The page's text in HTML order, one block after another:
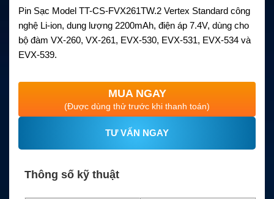
Pin Sạc Model TT-CS-FVX261TW.2 Vertex Standard công
nghệ Li-ion, dung lượng 2200mAh, điện áp 7.4V, dùng cho
bộ đàm VX-260, VX-261, EVX-530, EVX-531, EVX-534 và
EVX-539.
MUA NGAY
(Được dùng thử trước khi thanh toán)
TƯ VẤN NGAY
Thông số kỹ thuật